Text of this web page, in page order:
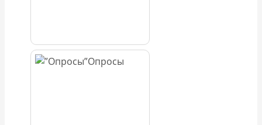
Опросы